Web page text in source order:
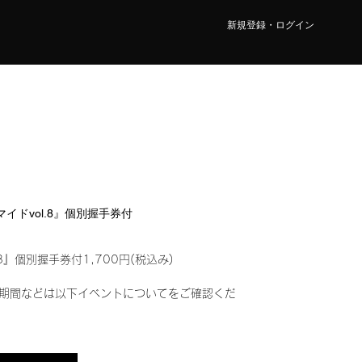
新規登録・ログイン
イドvol.8』個別握手券付
』個別握手券付1,700円(税込み)
間などは以下イベントについてをご確認くだ